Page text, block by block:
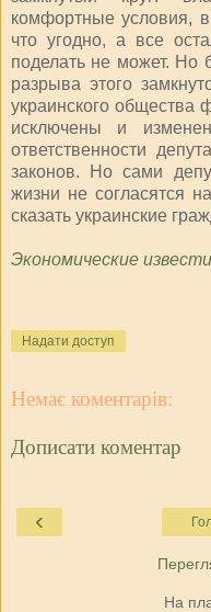
комфортные условия,
что угодно, а все
поделать не может. Но
разрыва этого
украинского общества
исключены и
ответственности
законов. Но сами
жизни не согласятся
сказать украинские
Экономические
Надати доступ
Немає коментарів:
Дописати коментар
‹
На